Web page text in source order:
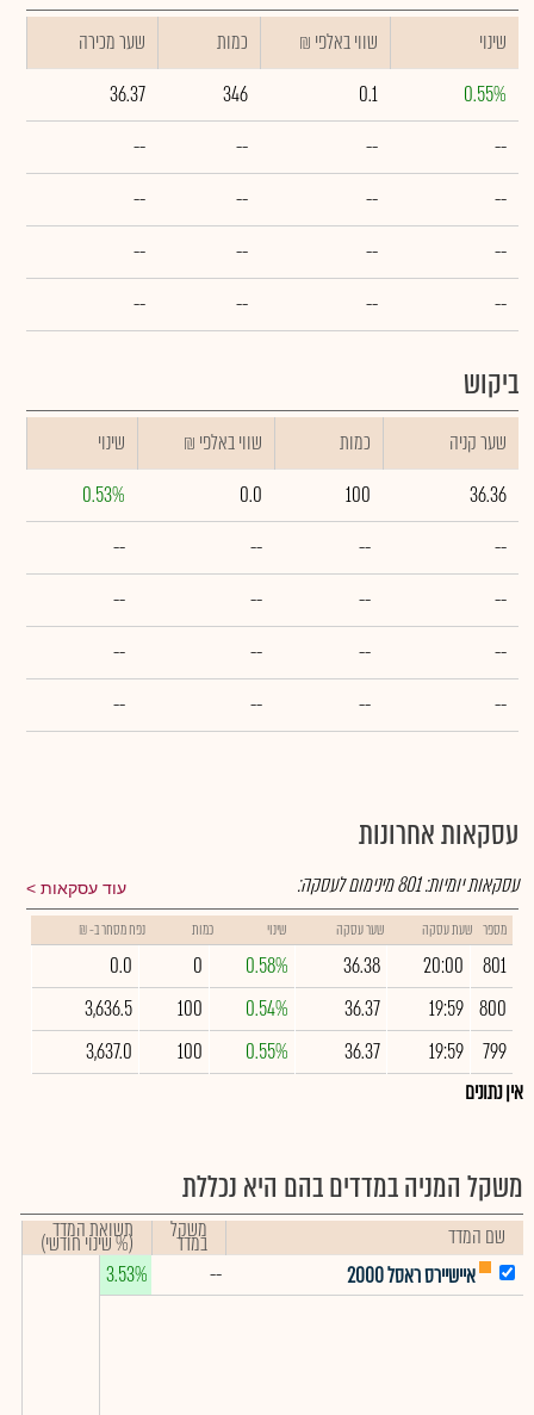
שינוי ₪ שווי באלפי כמות
שער מכירה
0.55%
0.1
346
36.37
--
--
--
--
--
--
--
--
--
--
--
--
--
--
--
--
ביקוש
שער קניה כמות ₪ שווי באלפי
שינוי
36.36
100
0.0
0.53%
--
--
--
--
--
--
--
--
--
--
--
--
--
--
--
--
עסקאות אחרונות
עוד עסקאות עסקאות יומיות:801מינימום לעסקה:
מספר שעת עסקה שער עסקה שינוי כמות נפח מסחר ב- ₪
801
20:00
36.38
0.58%
0
0.0
800
19:59
36.37
0.54%
100
3,636.5
799
19:59
36.37
0.55%
100
3,637.0
אין נתונים
משקל המניה במדדים בהם היא נכללת
שם המדד משקל
במדד תשואת המדד
(% שינוי חודשי)
איישיירס ראסל 2000
--
3.53%